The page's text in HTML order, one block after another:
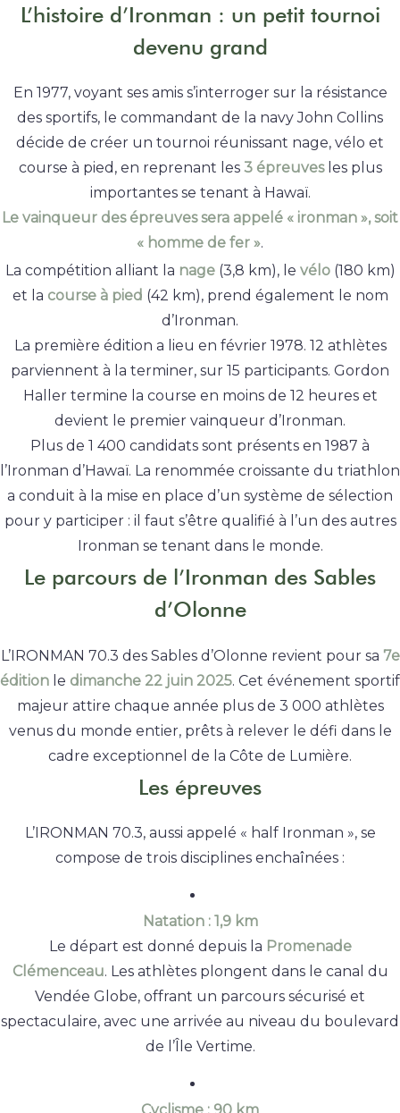
L’histoire d’Ironman : un petit tournoi
devenu grand
En 1977, voyant ses amis s’interroger sur la résistance
des sportifs, le commandant de la navy John Collins
décide de créer un tournoi réunissant nage, vélo et
course à pied, en reprenant les 3 épreuvesles plus
importantes se tenant à Hawaï.
Le vainqueur des épreuves sera appelé « ironman », soit
« homme de fer ».
La compétition alliant la nage(3,8 km), le vélo(180 km)
et la course à pied (42 km), prend également le nom
d’Ironman.
La première édition a lieu en février 1978. 12 athlètes
parviennent à la terminer, sur 15 participants. Gordon
Haller termine la course en moins de 12 heures et
devient le premier vainqueur d’Ironman.
Plus de 1 400 candidats sont présents en 1987 à
l’Ironman d’Hawaï. La renommée croissante du triathlon
a conduit à la mise en place d’un système de sélection
pour y participer : il faut s’être qualifié à l’un des autres
Ironman se tenant dans le monde.
Le parcours de l’Ironman des Sables
d’Olonne
L’IRONMAN 70.3 des Sables d’Olonne revient pour sa 7e
édition le dimanche 22 juin 2025. Cet événement sportif
majeur attire chaque année plus de 3 000 athlètes
venus du monde entier, prêts à relever le défi dans le
cadre exceptionnel de la Côte de Lumière.
Les épreuves
L’IRONMAN 70.3, aussi appelé « half Ironman », se
compose de trois disciplines enchaînées :
Natation : 1,9 km
Le départ est donné depuis la Promenade
Clémenceau. Les athlètes plongent dans le canal du
Vendée Globe, offrant un parcours sécurisé et
spectaculaire, avec une arrivée au niveau du boulevard
de l’Île Vertime.